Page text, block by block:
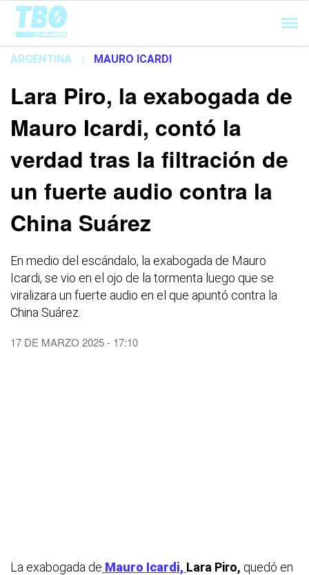
Cargando...
ARGENTINA | MAURO ICARDI
Lara Piro, la exabogada de
Mauro Icardi, contó la
verdad tras la filtración de
un fuerte audio contra la
China Suárez
En medio del escándalo, la exabogada de Mauro
Icardi, se vio en el ojo de la tormenta luego que se
viralizara un fuerte audio en el que apuntó contra la
China Suárez.
17 DE MARZO 2025 - 17:10
La exabogada de Mauro Icardi, Lara Piro, quedó en